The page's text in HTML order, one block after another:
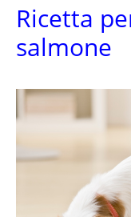
Ricetta
salmone